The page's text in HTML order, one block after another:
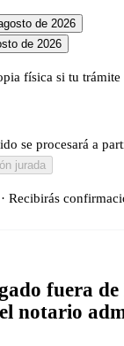
de 2026
de 2026
física si tu trámite
se procesará a
jurada
Recibirás
fuera de
notario